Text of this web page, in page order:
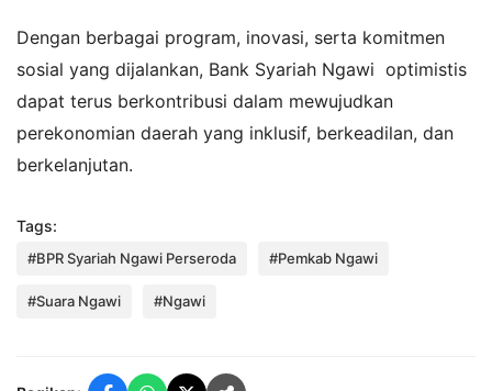
Dengan berbagai program, inovasi, serta komitmen
sosial yang dijalankan, Bank Syariah Ngawi optimistis
dapat terus berkontribusi dalam mewujudkan
perekonomian daerah yang inklusif, berkeadilan, dan
berkelanjutan.
Tags:
#BPR Syariah Ngawi Perseroda #Pemkab Ngawi
#Suara Ngawi #Ngawi